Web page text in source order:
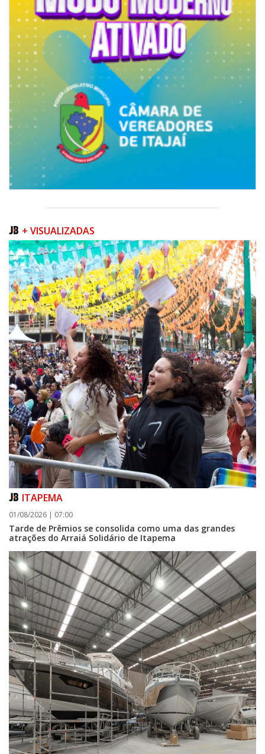
BALNEÁRIO CAMBORIÚ
06/08/2026 | 07:00
Inscrições para a exploração da gastronomia do 14º Acampamento
Farroupilha estão abertas
CAMBORIÚ
06/08/2026 | 07:00
Camboriú: exposição de arte transforma o Paço Municipal em um espaço
de cultura
+ VISUALIZADAS
ITAPEMA
01/08/2026 | 07:00
Tarde de Prêmios se consolida como uma das grandes
atrações do Arraiá Solidário de Itapema